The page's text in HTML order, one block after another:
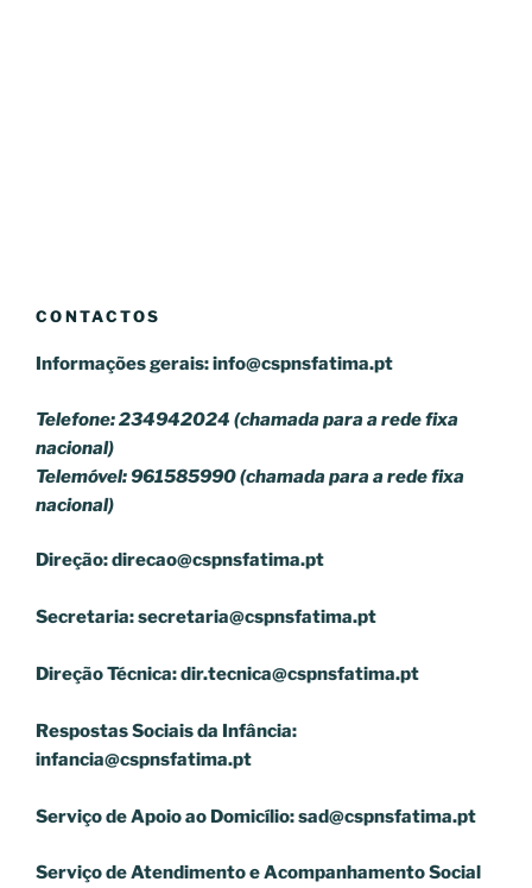
CONTACTOS
Informações gerais:info@cspnsfatima.pt
Telefone: 234942024 (chamada para a rede fixa
nacional)
Telemóvel: 961585990 (chamada para a rede fixa
nacional)
Direção:direcao@cspnsfatima.pt
Secretaria:secretaria@cspnsfatima.pt
Direção Técnica:dir.tecnica@cspnsfatima.pt
Respostas Sociais da Infância:
infancia@cspnsfatima.pt
Serviço de Apoio ao Domicílio:sad@cspnsfatima.pt
Serviço de Atendimento e Acompanhamento Social